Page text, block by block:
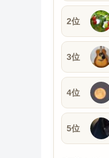
2位
3位
4位
5位